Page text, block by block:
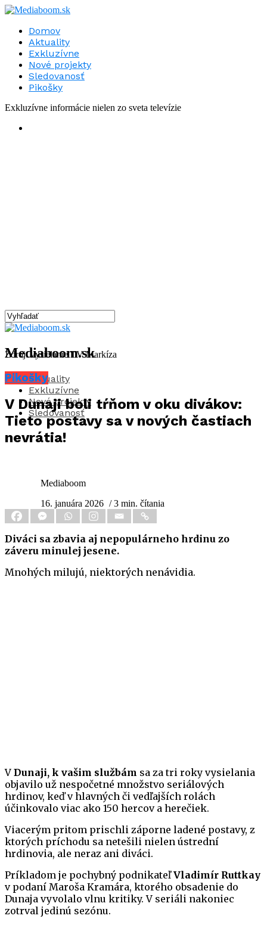
Domov
Aktuality
Exkluzívne
Nové projekty
Sledovanosť
Pikošky
Exkluzívne informácie nielen zo sveta televízie
Mediaboom.sk
Aktuality
Exkluzívne
Nové projekty
Sledovanosť
Zdroj: vysielanie TV Markíza
Pikošky
V Dunaji boli tŕňom v oku divákov:
Tieto postavy sa v nových častiach
nevrátia!
Mediaboom
16. januára 2026 / 3 min. čítania
Diváci sa zbavia aj nepopulárneho hrdinu zo
záveru minulej jesene.
Mnohých milujú, niektorých nenávidia.
V Dunaji, k vašim službám sa za tri roky vysielania
objavilo už nespočetné množstvo seriálových
hrdinov, keď v hlavných či vedľajších rolách
účinkovalo viac ako 150 hercov a herečiek.
Viacerým pritom prischli záporne ladené postavy, z
ktorých príchodu sa netešili nielen ústrední
hrdinovia, ale neraz ani diváci.
Príkladom je pochybný podnikateľVladimír Ruttkay
v podaní Maroša Kramára, ktorého obsadenie do
Dunaja vyvolalo vlnu kritiky. V seriáli nakoniec
zotrval jedinú sezónu.